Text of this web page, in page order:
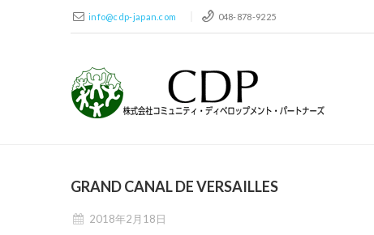
info@cdp-japan.com 048-878-9225
GRAND CANAL DE VERSAILLES
2018年2月18日